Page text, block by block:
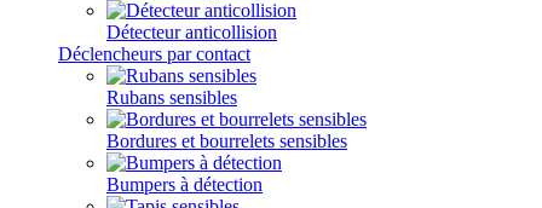
Détecteur anticollision
Déclencheurs par contact
Rubans sensibles
Bordures et bourrelets sensibles
Bumpers à détection